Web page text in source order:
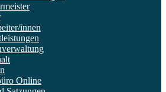
innen
Online